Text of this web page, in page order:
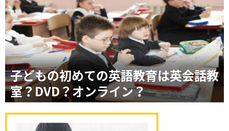
子どもの初めての英語教育は英会話教
室？DVD？オンライン？